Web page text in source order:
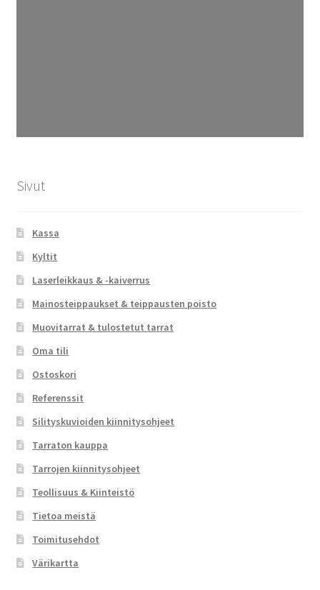
Sivut
Kassa
Kyltit
Laserleikkaus & -kaiverrus
Mainosteippaukset & teippausten poisto
Muovitarrat & tulostetut tarrat
Oma tili
Ostoskori
Referenssit
Silityskuvioiden kiinnitysohjeet
Tarraton kauppa
Tarrojen kiinnitysohjeet
Teollisuus & Kiinteistö
Tietoa meistä
Toimitusehdot
Värikartta